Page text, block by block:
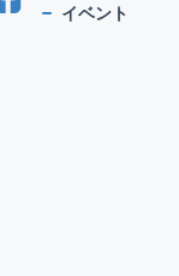
イベント